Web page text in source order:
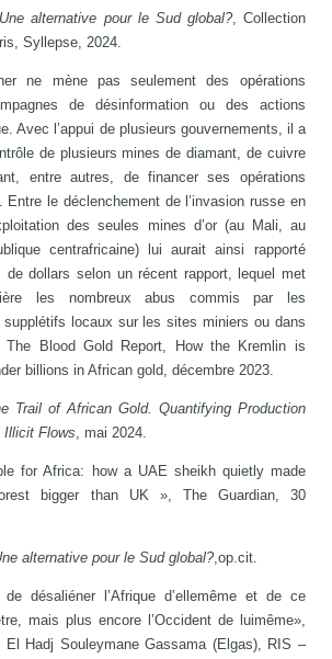
alternative pour le Sud global?, Collection
Syllepse, 2024.
ne mène pas seulement des opérations
de désinformation ou des actions
Avec l’appui de plusieurs gouvernements, il a
de plusieurs mines de diamant, de cuivre
entre autres, de financer ses opérations
Entre le déclenchement de l’invasion russe en
des seules mines d’or (au Mali, au
centrafricaine) lui aurait ainsi rapporté
de dollars selon un récent rapport, lequel met
les nombreux abus commis par les
supplétifs locaux sur les sites miniers ou dans
The Blood Gold Report, How the Kremlin is
billions in African gold, décembre 2023.
Trail of African Gold. Quantifying Production
Illicit Flows, mai 2024.
for Africa: how a UAE sheikh quietly made
bigger than UK », The Guardian, 30
alternative pour le Sud global?,op.cit.
désaliéner l’Afrique d’ellemême et de ce
mais plus encore l’Occident de luimême»,
El Hadj Souleymane Gassama (Elgas), RIS –